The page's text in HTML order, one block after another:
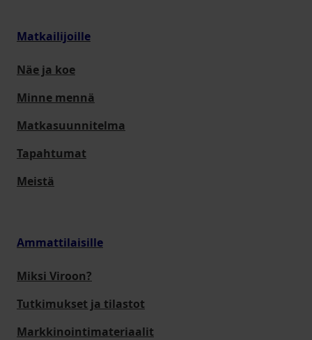
Matkailijoille
Näe ja koe
Minne mennä
Matkasuunnitelma
Tapahtumat
Meistä
Ammattilaisille
Miksi Viroon?
Tutkimukset ja tilastot
Markkinointimateriaalit